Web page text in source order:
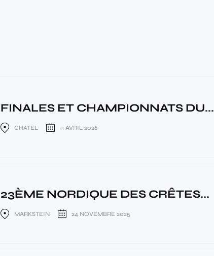
FINALES ET CHAMPIONNATS DU...
CHATEL 11 AVRIL 2026
23ÈME NORDIQUE DES CRÊTES...
MARKSTEIN 24 NOVEMBRE 2025